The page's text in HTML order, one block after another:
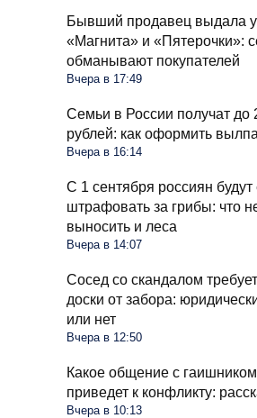
Бывший продавец выдала
«Магнита» и «Пятерочки»:
обманывают покупателей
Вчера в 17:49
Семьи в России получат до
рублей: как оформить
Вчера в 16:14
С 1 сентября россиян будут
штрафовать за грибы: что
выносить и леса
Вчера в 14:07
Сосед со скандалом
доски от забора:
или нет
Вчера в 12:50
Какое общение с
приведет к конфликту:
Вчера в 10:13